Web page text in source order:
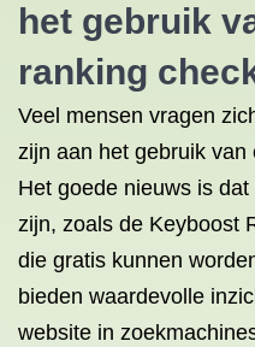
het gebruik
ranking
Veel mensen vragen
zijn aan het gebruik van
Het goede nieuws is
zijn, zoals de Keyboost
die gratis kunnen
bieden waardevolle
website in